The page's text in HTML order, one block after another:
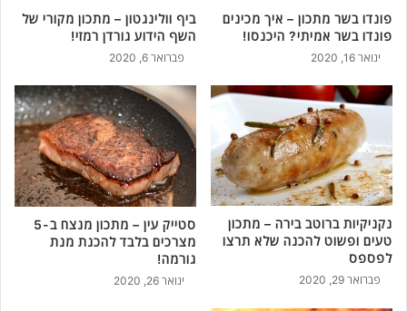
פונדו בשר מתכון – איך מכינים
פונדו בשר אמיתי? היכנסו!
ינואר 16, 2020
ביף וולינגטון – מתכון מקורי של
השף הידוע גורדן רמזי!
פברואר 6, 2020
נקניקיות ברוטב בירה – מתכון
טעים ופשוט להכנה שלא תרצו
לפספס
פברואר 29, 2020
סטייק עין – מתכון מנצח ב-5
מצרכים בלבד להכנת מנת
גורמה!
ינואר 26, 2020